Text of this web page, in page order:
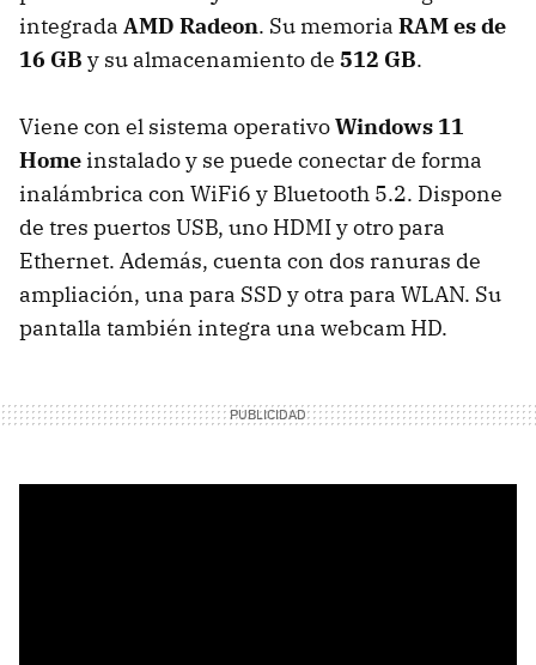
integrada AMD Radeon. Su memoria RAM es de
16 GB y su almacenamiento de 512 GB.
Viene con el sistema operativoWindows 11
Home instalado y se puede conectar de forma
inalámbrica con WiFi6 y Bluetooth 5.2. Dispone
de tres puertos USB, uno HDMI y otro para
Ethernet. Además, cuenta con dos ranuras de
ampliación, una para SSD y otra para WLAN. Su
pantalla también integra una webcam HD.